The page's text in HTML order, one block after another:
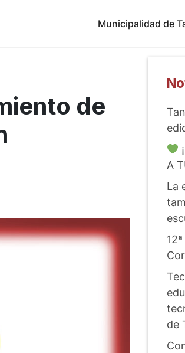
Municipalidad de
de
A
La
de